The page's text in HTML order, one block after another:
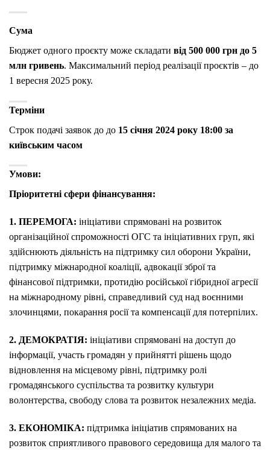
Сума
Бюджет одного проєкту може складати від 500 000 грн до 5
млн гривень. Максимальний період реалізації проєктів – до
1 вересня 2025 року.
Терміни
Строк подачі заявок до до 15 січня 2024 року 18:00 за
київським часом
Умови:
Пріоритетні сфери фінансування:
1. ПЕРЕМОГА: ініціативи спрямовані на розвиток
організаційної спроможності ОГС та ініціативних груп, які
здійснюють діяльність на підтримку сил оборони України,
підтримку міжнародної коаліції, адвокації зброї та
фінансової підтримки, протидію російської гібридної агресії
на міжнародному рівні, справедливий суд над воєнними
злочинцями, покарання росії та компенсації для потерпілих.
2. ДЕМОКРАТІЯ: ініціативи спрямовані на доступ до
інформації, участь громадян у прийнятті рішень щодо
відновлення на місцевому рівні, підтримку ролі
громадянського суспільства та розвитку культури
волонтерства, свободу слова та розвиток незалежних медіа.
3. ЕКОНОМІКА: підтримка ініціатив спрямованих на
розвиток сприятливого правового середовища для малого та